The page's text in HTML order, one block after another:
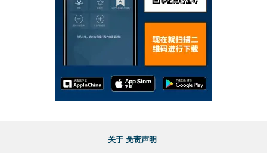
关于 免责声明